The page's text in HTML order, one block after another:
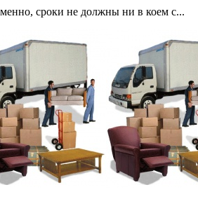
сроки не должны ни в коем с...